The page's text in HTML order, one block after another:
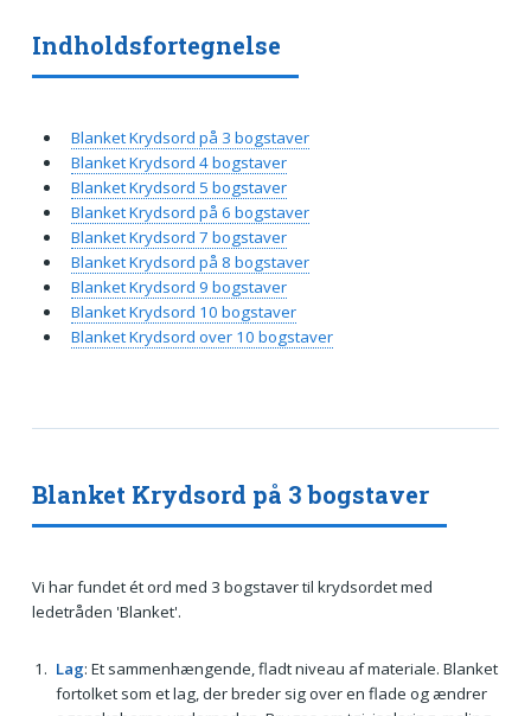
Blanket Krydsord på 3 bogstaver
Vi har fundet ét ord med 3 bogstaver til krydsordet med
ledetråden 'Blanket'.
Lag: Et sammenhængende, fladt niveau af materiale. Blanket
fortolket som et lag, der breder sig over en flade og ændrer
Indholdsfortegnelse
Blanket Krydsord på 3 bogstaver
Blanket Krydsord 4 bogstaver
Blanket Krydsord 5 bogstaver
Blanket Krydsord på 6 bogstaver
Blanket Krydsord 7 bogstaver
Blanket Krydsord på 8 bogstaver
Blanket Krydsord 9 bogstaver
Blanket Krydsord 10 bogstaver
Blanket Krydsord over 10 bogstaver